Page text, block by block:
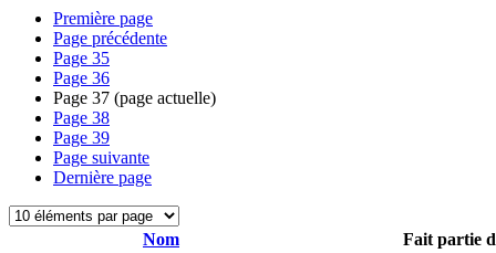
Première page
Page précédente
Page 35
Page 36
Page 37 (page actuelle)
Page 38
Page 39
Page suivante
Dernière page
Nom
Fait partie